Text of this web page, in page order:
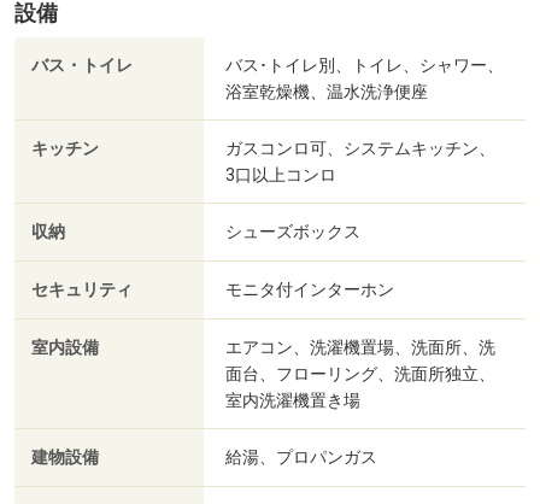
設備
バス・トイレ
バス･トイレ別、トイレ、シャワー、
浴室乾燥機、温水洗浄便座
キッチン
ガスコンロ可、システムキッチン、
3口以上コンロ
収納 シューズボックス
セキュリティ モニタ付インターホン
室内設備
エアコン、洗濯機置場、洗面所、洗
面台、フローリング、洗面所独立、
室内洗濯機置き場
建物設備 給湯、プロパンガス